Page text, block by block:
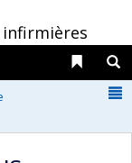
infirmières
Liens